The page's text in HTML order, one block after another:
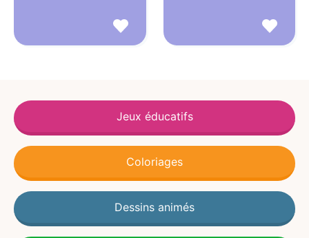
Jeux éducatifs
Coloriages
Dessins animés